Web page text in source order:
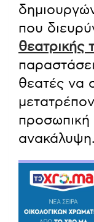
που
θεατρικής
θεατές να
προσωπική
ανακάλυψη.